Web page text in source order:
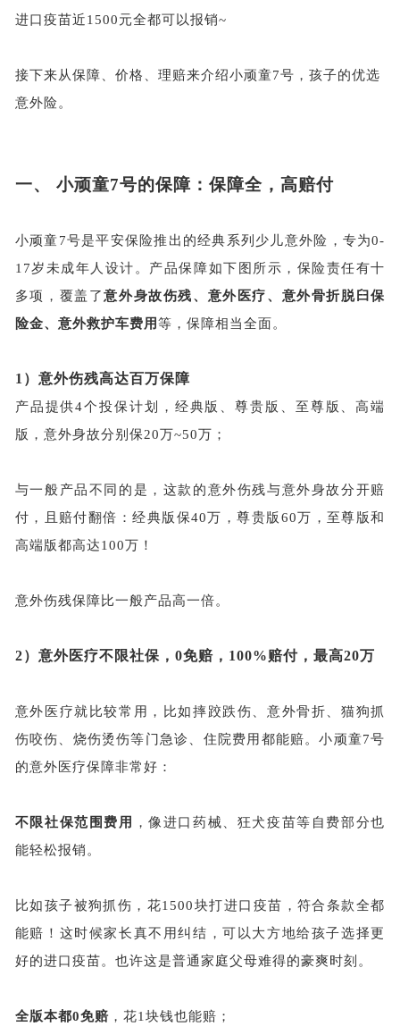
进口疫苗近1500元全都可以报销~
接下来从保障、价格、理赔来介绍小顽童7号，孩子的优选
意外险。
一、 小顽童7号的保障：保障全，高赔付
小顽童7号是平安保险推出的经典系列少儿意外险，专为0-
17岁未成年人设计。产品保障如下图所示，保险责任有十
多项，覆盖了意外身故伤残、意外医疗、意外骨折脱臼保
险金、意外救护车费用等，保障相当全面。
1）意外伤残高达百万保障
产品提供4个投保计划，经典版、尊贵版、至尊版、高端
版，意外身故分别保20万~50万；
与一般产品不同的是，这款的意外伤残与意外身故分开赔
付，且赔付翻倍：经典版保40万，尊贵版60万，至尊版和
高端版都高达100万！
意外伤残保障比一般产品高一倍。
2）意外医疗不限社保，0免赔，100%赔付，最高20万
意外医疗就比较常用，比如摔跤跌伤、意外骨折、猫狗抓
伤咬伤、烧伤烫伤等门急诊、住院费用都能赔。小顽童7号
的意外医疗保障非常好：
不限社保范围费用
，像进口药械、狂犬疫苗等自费部分也
能轻松报销。
比如孩子被狗抓伤，花1500块打进口疫苗，符合条款全都
能赔！这时候家长真不用纠结，可以大方地给孩子选择更
好的进口疫苗。也许这是普通家庭父母难得的豪爽时刻。
全版本都0免赔，花1块钱也能赔；